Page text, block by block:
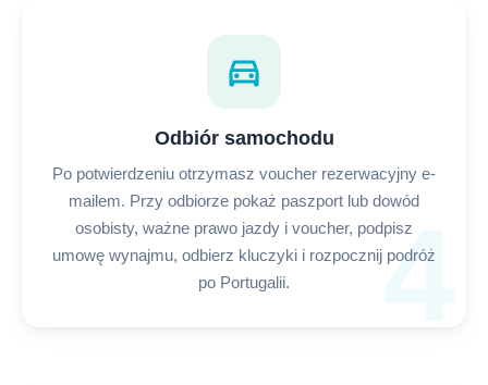
4
directions_car
Odbiór samochodu
Po potwierdzeniu otrzymasz voucher rezerwacyjny e-
mailem. Przy odbiorze pokaż paszport lub dowód
osobisty, ważne prawo jazdy i voucher, podpisz
umowę wynajmu, odbierz kluczyki i rozpocznij podróż
po Portugalii.